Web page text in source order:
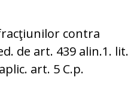
contra
de art. 439 alin.1. lit.
art. 5 C.p.